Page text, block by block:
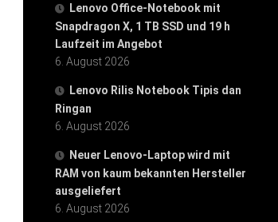
Lenovo Office-Notebook mit
Snapdragon X, 1 TB SSD und 19 h
Laufzeit im Angebot
6. August 2026
Lenovo Rilis Notebook Tipis dan
Ringan
6. August 2026
Neuer Lenovo-Laptop wird mit
RAM von kaum bekannten Hersteller
ausgeliefert
6. August 2026